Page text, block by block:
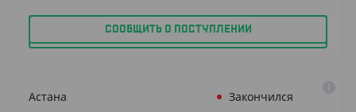
СООБЩИТЬ О ПОСТУПЛЕНИИ
Астана
Закончился